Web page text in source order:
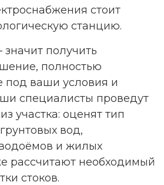
стоит
станцию.
значит получить
полностью
под ваши условия и
специалисты проведут
участка: оценят тип
вод,
и жилых
рассчитают необходимый
стоков.